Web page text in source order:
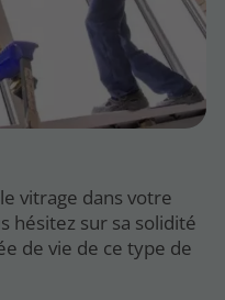
vitrage dans votre
hésitez sur sa solidité
de vie de ce type de